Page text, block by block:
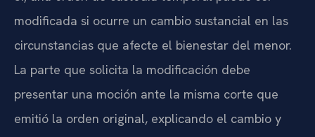
modificada si ocurre un cambio sustancial en las
circunstancias que afecte el bienestar del menor.
La parte que solicita la modificación debe
presentar una moción ante la misma corte que
emitió la orden original, explicando el cambio y